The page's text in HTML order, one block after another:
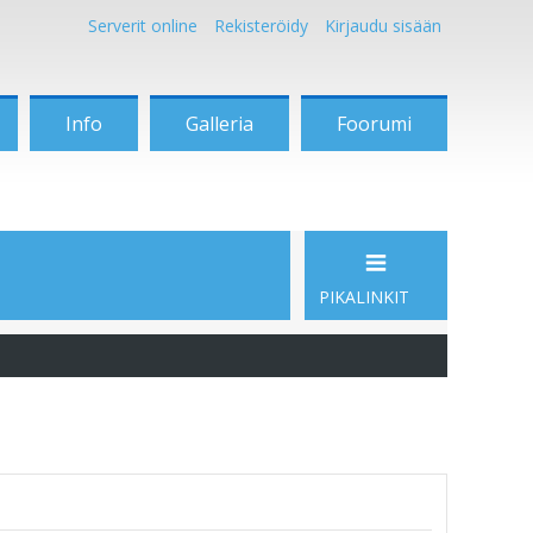
Serverit online Rekisteröidy Kirjaudu sisään
Info Galleria Foorumi
PIKALINKIT